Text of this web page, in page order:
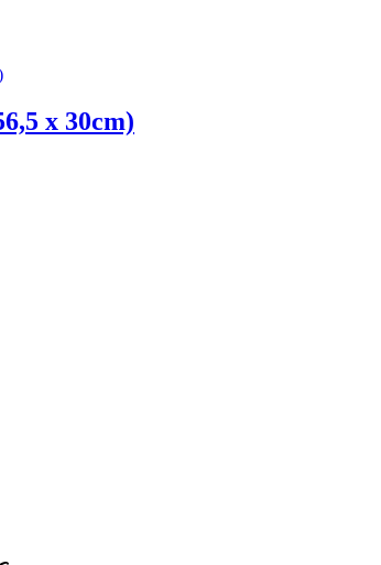
x 30cm)